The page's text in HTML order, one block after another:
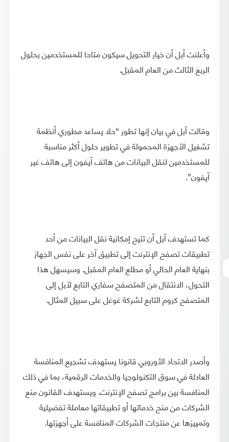
وأعلنت أبل أن خيار التحويل سيكون متاحا للمستخدمين بحلول
الربع الثالث من العام المقبل.
وقالت آبل في بيان إنها تطور “حلا يساعد مطوري أنظمة
تشغيل الأجهزة المحمولة في تطوير حلول أكثر مناسبة
للمستخدمين لنقل البيانات من هاتف آيفون إلى هاتف غير
آيفون”.
كما تستهدف آبل أن تتيح إمكانية نقل البيانات من أحد
تطبيقات تصفح الإنترنت إلى تطبيق آخر على نفس الجهاز
بنهاية العام الحالي أو مطلع العام المقبل. وسيسهل هذا
التحول، الانتقال من المتصفح سفاري التابع لآبل إلى
المتصفح كروم التابع لشركة غوغل على سبيل المثال.
وأصدر الاتحاد الأوروبي قانونا يستهدف تشجيع المنافسة
العادلة في سوق التكنولوجيا والخدمات الرقمية، بما في ذلك
المنافسة بين برامج تصفح الإنترنت. ويستهدف القانون منع
الشركات من منح خدماتها أو تطبيقاتها معاملة تفضيلية
وتمييزها عن منتجات الشركات المنافسة على أجهزتها.